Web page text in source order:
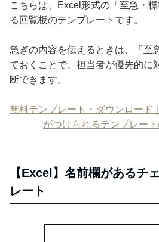
こちらは、Excel形式の「至急・
る回覧板のテンプレートです。
急ぎの内容を伝えるときは、「至
ておくことで、担当者が優先的に
断できます。
無料テンプレート・ダウンロード
がつけられるテンプレー
【Excel】名前欄があるチ
レート